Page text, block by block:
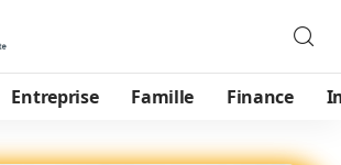
Entreprise Famille Finance